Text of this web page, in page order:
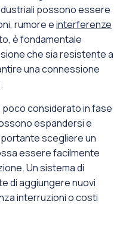
possono essere
rumore einterferenze
è fondamentale
che sia resistente a
una connessione
considerato in fase
espandersi e
scegliere un
essere facilmente
Un sistema di
di aggiungere nuovi
interruzioni o costi